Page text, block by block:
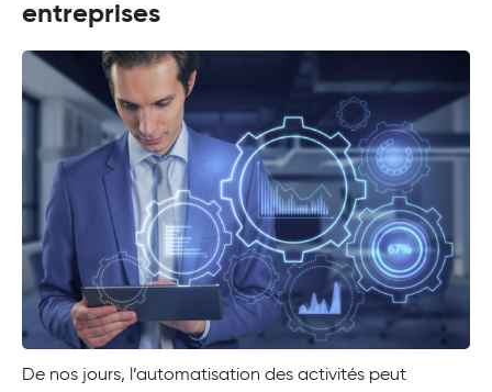
entreprises
De nos jours, l’automatisation des activités peut